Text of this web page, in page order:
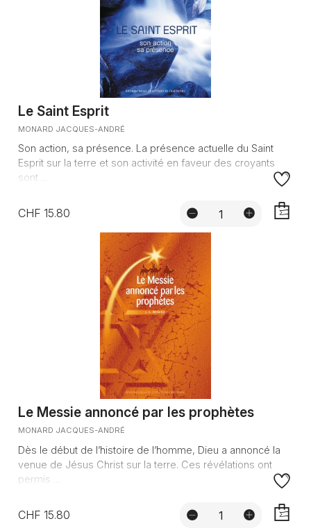
Le Saint Esprit
MONARD JACQUES-ANDRÉ
Son action, sa présence. La présence actuelle du Saint
Esprit sur la terre et son activité en faveur des croyants
sont ...
CHF 15.80
Le Messie annoncé par les prophètes
MONARD JACQUES-ANDRÉ
Dès le début de l’histoire de l’homme, Dieu a annoncé la
venue de Jésus Christ sur la terre. Ces révélations ont
permis ...
CHF 15.80